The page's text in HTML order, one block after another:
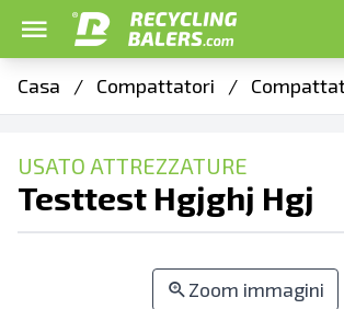
Casa / Compattatori /
USATO ATTREZZATURE
Testtest Hgjghj Hgj
Zoom immagini